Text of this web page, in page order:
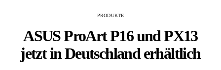
PRODUKTE
ASUS ProArt P16 und PX13
jetzt in Deutschland erhältlich